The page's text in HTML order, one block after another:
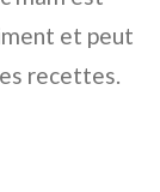
et peut
recettes.